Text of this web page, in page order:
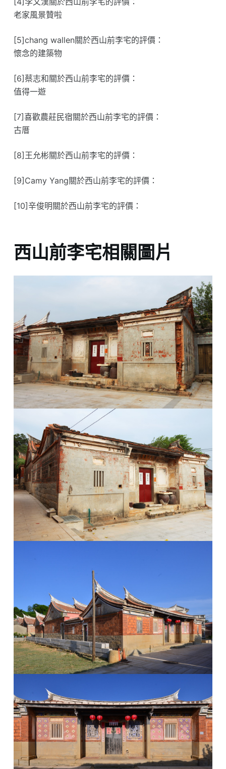
老家風景贊啦
[5]chang wallen關於西山前李宅的評價：
懷念的建築物
[6]蔡志和關於西山前李宅的評價：
值得一遊
[7]喜歡農莊民宿關於西山前李宅的評價：
古厝
[8]王允彬關於西山前李宅的評價：
[9]Camy Yang關於西山前李宅的評價：
[10]辛俊明關於西山前李宅的評價：
西山前李宅相關圖片